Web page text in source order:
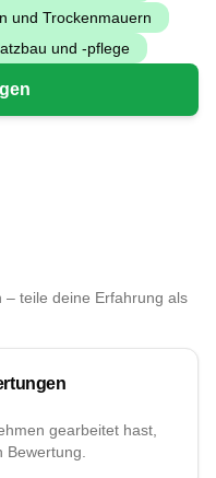
und Trockenmauern
und -pflege
– teile deine Erfahrung als
gearbeitet hast,